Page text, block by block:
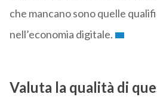
che mancano sono quelle
nell’economia digitale.
Valuta la qualità di